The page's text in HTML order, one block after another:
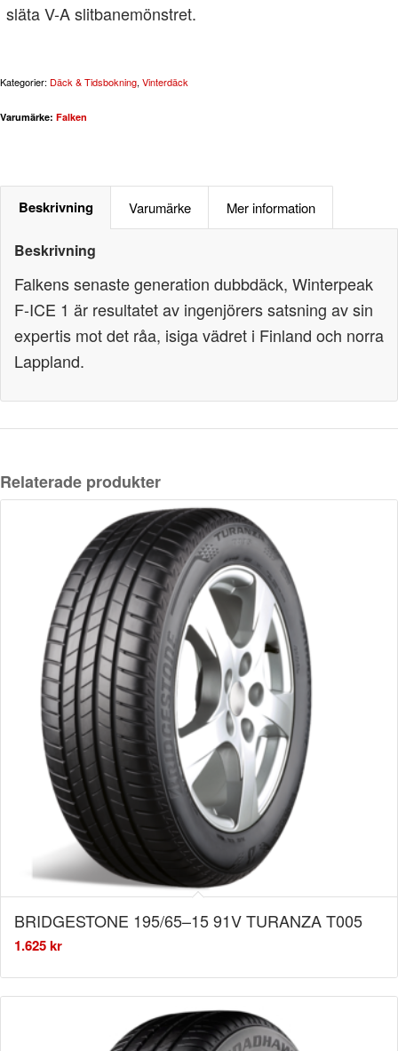
släta V-A slitbanemönstret.
Kategorier: Däck & Tidsbokning, Vinterdäck
Varumärke: Falken
Beskrivning Varumärke Mer information
Beskrivning
Falkens senaste generation dubbdäck, Winterpeak
F-ICE 1 är resultatet av ingenjörers satsning av sin
expertis mot det råa, isiga vädret i Finland och norra
Lappland.
Relaterade produkter
BRIDGESTONE 195/65–15 91V TURANZA T005
1.625kr